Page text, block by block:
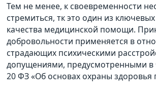
Тем не менее, к своевременности
стремиться, тк это один из
качества медицинской помощи.
добровольности применяется в
страдающих психическими
допущениями, предусмотренными в
20 ФЗ «Об основах охраны здоровья